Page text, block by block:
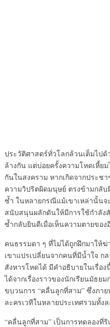
ประวัติศาสตร์ทั่วโลกล้วนเต็มไป
ล้างกัน แต่บ่อยครั้งความโหดเหี้ย
กันในสงคราม หากเกิดจากประ
ความวิปริตผิดมนุษย์ ตรงข้ามกลับ
ซ้ำ ในหลายกรณีแม้เขาเหล่านั้นจ
สนับสนุนผลักดันให้มีการใช้กำลัง
ซ้ำกลับยินดีเมื่อเห็นความตายของ
คนธรรมดา ๆ ที่ไม่ได้ถูกฝึกมาให้ฆ่
เขาแปรเปลี่ยนจากคนที่มีน้ำใจ ก
สังหารโหดได้ มีคำอธิบายในเรื่อ
ได้จากเรื่องราวของนักเรียนมัธย
ขบวนการ “คลื่นลูกที่สาม” ซึ่งภา
ละครเวทีในหลายประเทศรวมทั้ง
“คลื่นลูกที่สาม” เป็นการทดลองที่